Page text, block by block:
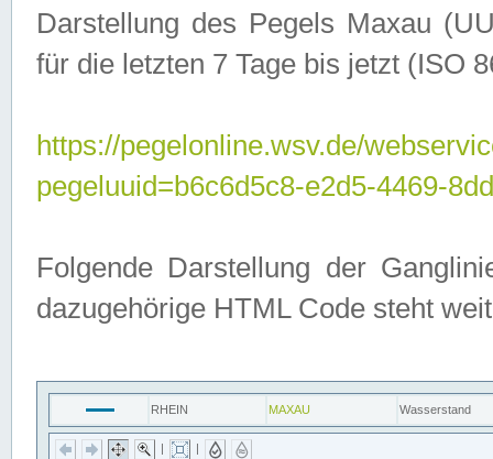
Darstellung des Pegels Maxau
für die letzten 7 Tage bis jetzt (ISO
https://pegelonline.wsv.de/
pegeluuid=b6c6d5c8-e2d5-4469-
Folgende Darstellung der
dazugehörige HTML Code steht